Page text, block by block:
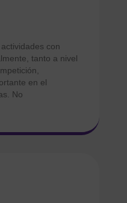
con
tanto a nivel
en el
No